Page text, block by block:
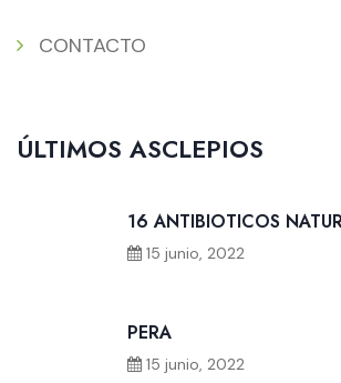
CONTACTO
ÚLTIMOS ASCLEPIOS
16 ANTIBIOTICOS
15 junio, 2022
PERA
15 junio, 2022